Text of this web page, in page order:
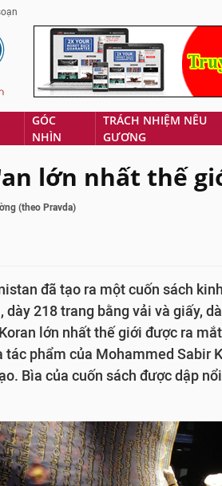
GÓC
NHÌN
TRÁCH NHIỆM NÊU
GƯƠNG
lớn nhất thế
(theo Pravda)
đã tạo ra một cuốn sách
218 trang bằng vải và giấy,
lớn nhất thế giới được ra
tác phẩm của Mohammed Sabir
Bìa của cuốn sách được dập